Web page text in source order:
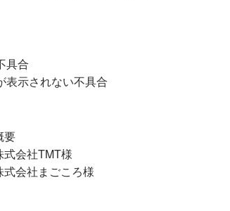
具合
表示されない不具合
要
式会社TMT様
式会社まごころ様